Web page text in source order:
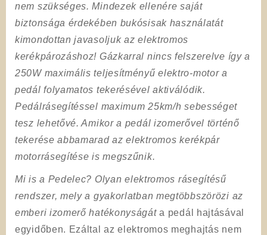
nem szükséges. Mindezek ellenére saját
biztonsága érdekében bukósisak használatát
kimondottan javasoljuk az elektromos
kerékpározáshoz! Gázkarral nincs felszerelve így a
250W maximális teljesítményű elektro-motor a
pedál folyamatos tekerésével aktiválódik.
Pedálrásegítéssel maximum 25km/h sebességet
tesz lehetővé. Amikor a pedál izomerővel történő
tekerése abbamarad az elektromos kerékpár
motorrásegítése is megszűnik.
Mi is a Pedelec? Olyan elektromos rásegítésű
rendszer, mely a gyakorlatban megtöbbszörözi az
emberi izomerő hatékonyságáta pedál hajtásával
egyidőben. Ezáltal az elektromos meghajtás nem